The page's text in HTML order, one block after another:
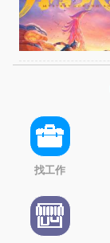
找工作